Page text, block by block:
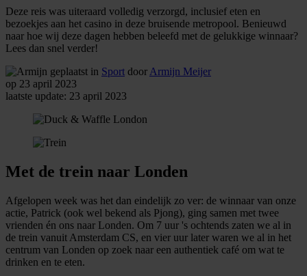
Deze reis was uiteraard volledig verzorgd, inclusief eten en
bezoekjes aan het casino in deze bruisende metropool. Benieuwd
naar hoe wij deze dagen hebben beleefd met de gelukkige winnaar?
Lees dan snel verder!
geplaatst in Sport door Armijn Meijer
op 23 april 2023
laatste update: 23 april 2023
Met de trein naar Londen
Afgelopen week was het dan eindelijk zo ver: de winnaar van onze
actie, Patrick (ook wel bekend als Pjong), ging samen met twee
vrienden én ons naar Londen. Om 7 uur 's ochtends zaten we al in
de trein vanuit Amsterdam CS, en vier uur later waren we al in het
centrum van Londen op zoek naar een authentiek café om wat te
drinken en te eten.